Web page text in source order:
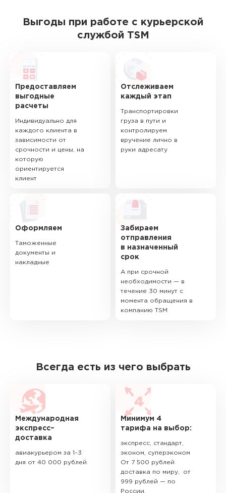
Выгоды при работе с курьерской
службой TSM
Предоставляем
выгодные
расчеты
Индивидуально для
каждого клиента в
зависимости от
срочности и цены, на
которую
ориентируется
клиент
Отслеживаем
каждый этап
Транспортировки
груза в пути и
контролируем
вручение лично в
руки адресату
Оформляем
Таможенные
документы и
накладные
Забираем
отправления
в назначенный
срок
А при срочной
необходимости — в
течение 30 минут с
момента обращения в
компанию TSM
Всегда есть из чего выбрать
Международная
экспресс–
доставка
авиакурьером за 1–3
дня от 40 000 рублей
Минимум 4
тарифа на выбор:
экспресс, стандарт,
эконом, суперэконом
От 7 500 рублей
доставка по миру, от
999 рублей — по
России.